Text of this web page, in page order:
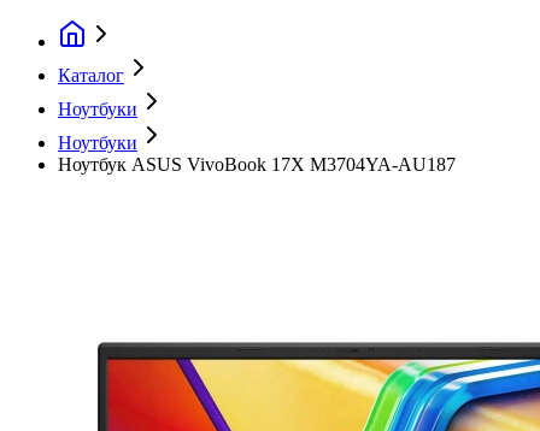
Каталог
Ноутбуки
Ноутбуки
Ноутбук ASUS VivoBook 17X M3704YA-AU187